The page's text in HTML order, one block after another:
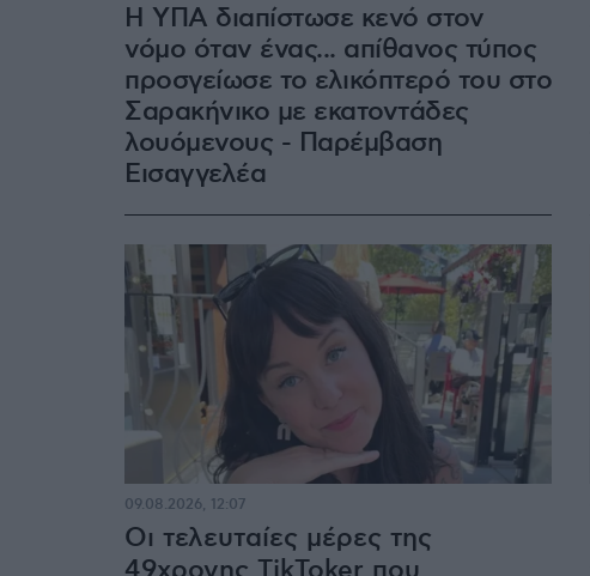
Η ΥΠΑ διαπίστωσε κενό στον
νόμο όταν ένας... απίθανος τύπος
προσγείωσε το ελικόπτερό του στο
Σαρακήνικο με εκατοντάδες
λουόμενους - Παρέμβαση
Εισαγγελέα
Οι τελευταίες μέρες της
09.08.2026, 12:07